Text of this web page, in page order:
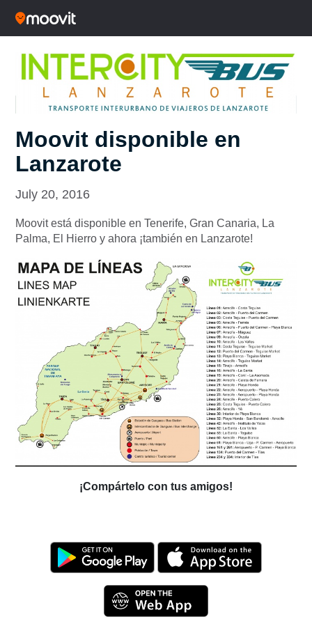
Moovit disponible en
Lanzarote
July 20, 2016
Moovit está disponible en Tenerife, Gran Canaria, La
Palma, El Hierro y ahora ¡también en Lanzarote!
¡Compártelo con tus amigos!